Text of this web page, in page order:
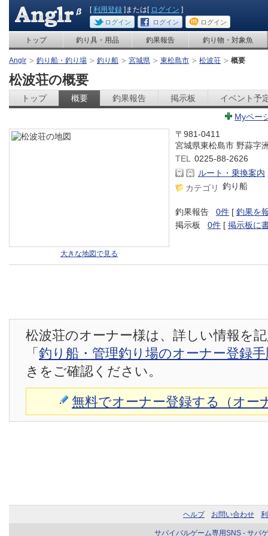
[利用登録 ]または[ ログイン ]
ログイン ログイン ログイン
トップ 釣り具・用品 釣果報告 釣り物・対象魚
Anglr 釣り船・釣り場 釣り船 宮城県 東松島市 松波荘 概要
松波荘の概要
トップ 概要 釣果報告 掲示板
イベント予
Myペー
大きな地図で見る
〒981-0411
宮城県東松島市 野蒜字
TEL
0225-88-2626
ルート・乗換案内
カテゴリ 釣り船
釣果報告 0件 [ 釣果を
掲示板
0件 [ 掲示板に
松波荘のオーナー様は、詳しい情報を
「 釣り船・管理釣り場のオーナー登録
きをご確認ください。
無料でオーナー登録する（オー
ヘルプ お問い合わせ
サバイバルゲーム専用SNS - サバ